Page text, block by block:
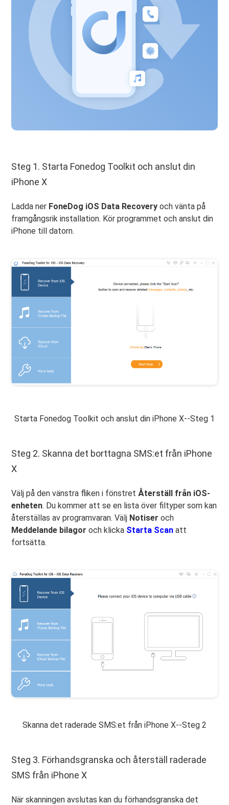
Steg 1. Starta Fonedog Toolkit och anslut din
iPhone X
Ladda ner FoneDog iOS Data Recovery och vänta på
framgångsrik installation. Kör programmet och anslut din
iPhone till datorn.
Starta Fonedog Toolkit och anslut din iPhone X--Steg 1
Steg 2. Skanna det borttagna SMS:et från iPhone
X
Välj på den vänstra fliken i fönstretÅterställ från iOS-
enheten. Du kommer att se en lista över filtyper som kan
återställas av programvaran. Välj Notiser och
Meddelande bilagoroch klicka Starta Scan att
fortsätta.
Skanna det raderade SMS:et från iPhone X--Steg 2
Steg 3. Förhandsgranska och återställ raderade
SMS från iPhone X
När skanningen avslutas kan du förhandsgranska det